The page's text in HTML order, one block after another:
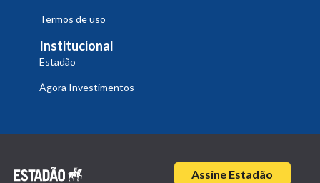
Termos de uso
Institucional
Estadão
Ágora Investimentos
Assine Estadão